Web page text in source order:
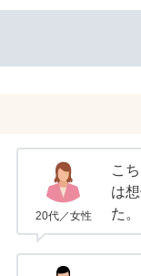
20代／女性
こ
は
た。